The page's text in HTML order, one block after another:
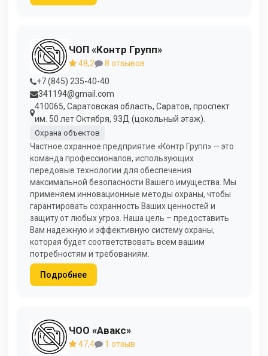
ЧОП «Контр Групп»
48,2
8 отзывов
+7 (845) 235-40-40
341194@gmail.com
410065, Саратовская область, Саратов, проспект
им. 50 лет Октября, 93Д (цокольный этаж).
Охрана объектов
Частное охранное предприятие «Контр Групп» — это
команда профессионалов, использующих
передовые технологии для обеспечения
максимальной безопасности Вашего имущества. Мы
применяем инновационные методы охраны, чтобы
гарантировать сохранность Ваших ценностей и
защиту от любых угроз. Наша цель – предоставить
Вам надежную и эффективную систему охраны,
которая будет соответствовать всем вашим
потребностям и требованиям.
Подробнее
ЧОО «Авакс»
47,4 1 отзыв